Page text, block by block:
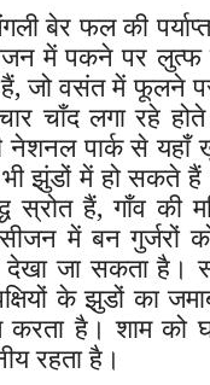
बेर फल की
में पकने पर
जो वसंत में फूलने
चाँद लगा रहे
नेशनल पार्क से
झुंडों में हो सकते
हैं, गाँव की
में बन गुर्जरों
देखा जा सकता है।
के झुडों का
करता है। शाम को
रहता है।